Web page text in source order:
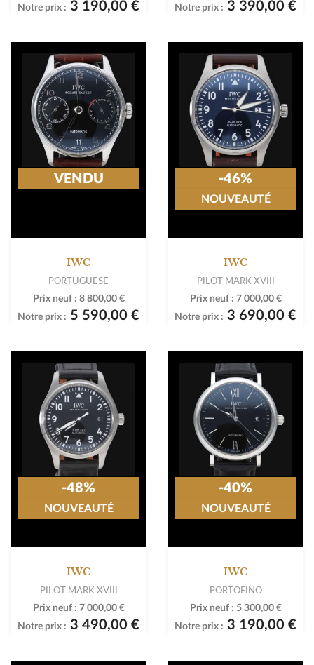
Notre prix : 3 190,00 € Notre prix : 3 390,00 €
IWC
PORTUGUESE
Prix neuf : 8 800,00 €
Notre prix : 5 590,00 €
VENDU
IWC
PILOT MARK XVIII
Prix neuf : 7 000,00 €
Notre prix : 3 690,00 €
-46%
NOUVEAUTÉ
IWC
PILOT MARK XVIII
Prix neuf : 7 000,00 €
Notre prix : 3 490,00 €
-48%
NOUVEAUTÉ
IWC
PORTOFINO
Prix neuf : 5 300,00 €
Notre prix : 3 190,00 €
-40%
NOUVEAUTÉ